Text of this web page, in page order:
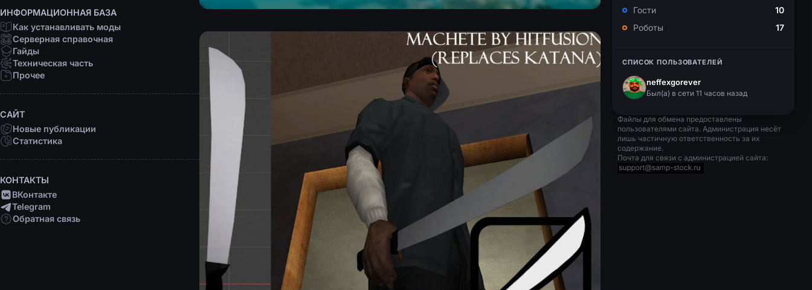
ИНФОРМАЦИОННАЯ БАЗА
Как устанавливать моды
Серверная справочная
Гайды
Техническая часть
Прочее
САЙТ
Новые публикации
Статистика
КОНТАКТЫ
ВКонтакте
Telegram
Обратная связь
Гости
10
Роботы
17
СПИСОК ПОЛЬЗОВАТЕЛЕЙ
neffexgorever
Был(a) в сети 11 часов назад
Файлы для обмена предоставлены
пользователями сайта. Администрация несёт
лишь частичную ответственность за их
содержание.
Почта для связи с администрацией сайта: